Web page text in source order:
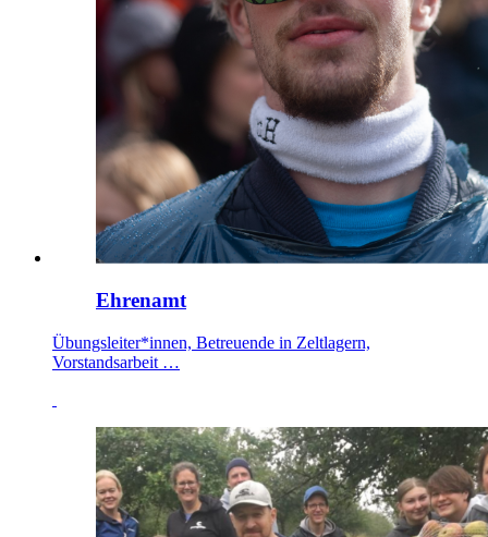
Ehrenamt
Übungsleiter*innen, Betreuende in Zeltlagern,
Vorstandsarbeit …